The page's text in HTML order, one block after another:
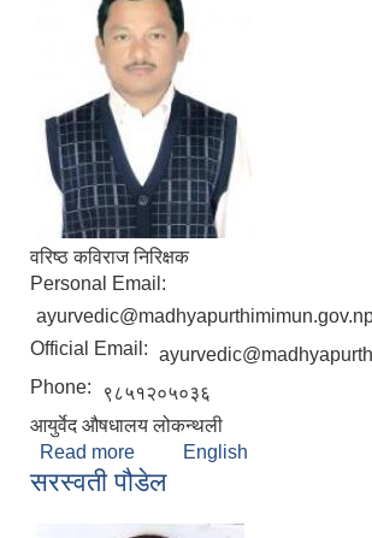
वरिष्ठ कविराज निरिक्षक
Personal Email:
Official Email:
Phone:
९८५१२०५०३६
आयुर्वेद ‍औषधालय लोकन्थली
Read more about नर बहादुर ठकुरी
English
सरस्वती पौडेल